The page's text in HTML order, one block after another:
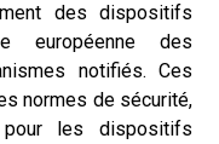
des dispositifs
européenne des
notifiés. Ces
normes de sécurité,
les dispositifs